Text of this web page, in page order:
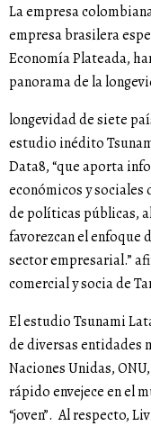
La empresa
empresa brasilera
Economía Plateada,
panorama de la
longevidad de siete
estudio inédito
Data8, “que aporta
económicos y
de políticas públicas,
favorezcan el enfoque
sector empresarial.”
comercial y socia de
El estudio Tsunami
de diversas entidades
Naciones Unidas,
rápido envejece en el
“joven”. Al respecto,